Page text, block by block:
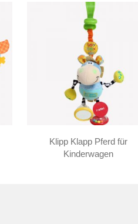
Klipp Klapp Pferd für
Kinderwagen